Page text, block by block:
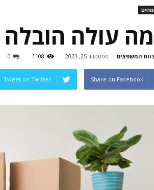
עולה
המשפצים - ספטמבר 25, 2023 1108
0
Share on Facebook
Tweet on Twitter